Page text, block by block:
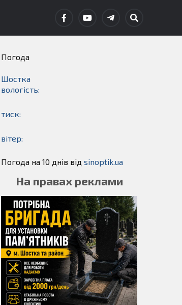
Погода
Шостка
вологість:
тиск:
вітер:
Погода на 10 днів від sinoptik.ua
На правах реклами